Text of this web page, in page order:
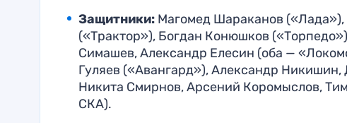
Защитники: Магомед Шараканов
(«Трактор»), Богдан Конюшков
Симашев, Александр Елесин (оба —
Гуляев («Авангард»), Александр Никишин,
Никита Смирнов, Арсений Коромыслов,
СКА).